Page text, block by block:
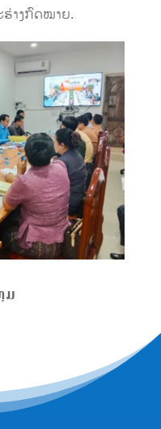
ຮ່າງກົດໝາຍ.
ມ